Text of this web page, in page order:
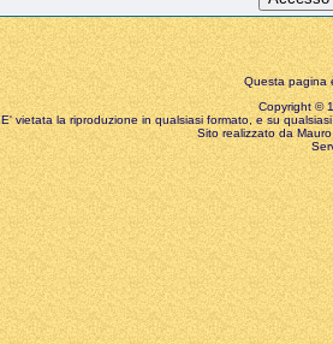
Questa pagina
Copyright ©
E' vietata la riproduzione in qualsiasi formato, e su
Sito realizzato da